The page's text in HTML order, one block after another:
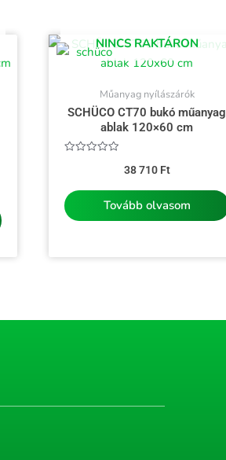
NINCS RAKTÁRON
Műanyag nyílászárók
SCHÜCO CT70 bukó műanyag
ablak 120×60 cm
38 710 Ft
Tovább olvasom